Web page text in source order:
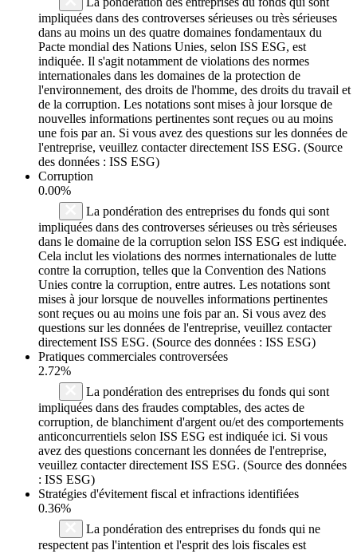
impliquées dans des controverses sérieuses ou très sérieuses
dans au moins un des quatre domaines fondamentaux du
Pacte mondial des Nations Unies, selon ISS ESG, est
indiquée. Il s'agit notamment de violations des normes
internationales dans les domaines de la protection de
l'environnement, des droits de l'homme, des droits du travail et
de la corruption. Les notations sont mises à jour lorsque de
nouvelles informations pertinentes sont reçues ou au moins
une fois par an. Si vous avez des questions sur les données de
l'entreprise, veuillez contacter directement ISS ESG. (Source
des données : ISS ESG)
Corruption
0.00%
La pondération des entreprises du fonds qui sont
impliquées dans des controverses sérieuses ou très sérieuses
dans le domaine de la corruption selon ISS ESG est indiquée.
Cela inclut les violations des normes internationales de lutte
contre la corruption, telles que la Convention des Nations
Unies contre la corruption, entre autres. Les notations sont
mises à jour lorsque de nouvelles informations pertinentes
sont reçues ou au moins une fois par an. Si vous avez des
questions sur les données de l'entreprise, veuillez contacter
directement ISS ESG. (Source des données : ISS ESG)
Pratiques commerciales controversées
2.72%
La pondération des entreprises du fonds qui sont
impliquées dans des fraudes comptables, des actes de
corruption, de blanchiment d'argent ou/et des comportements
anticoncurrentiels selon ISS ESG est indiquée ici. Si vous
avez des questions concernant les données de l'entreprise,
veuillez contacter directement ISS ESG. (Source des données
: ISS ESG)
Stratégies d'évitement fiscal et infractions identifiées
0.36%
La pondération des entreprises du fonds qui ne
respectent pas l'intention et l'esprit des lois fiscales est